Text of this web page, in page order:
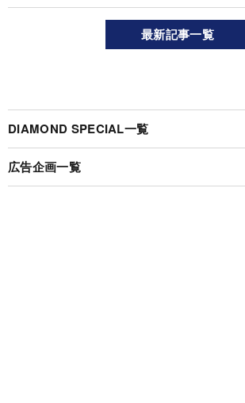
最新記事一覧
DIAMOND SPECIAL一覧
広告企画一覧